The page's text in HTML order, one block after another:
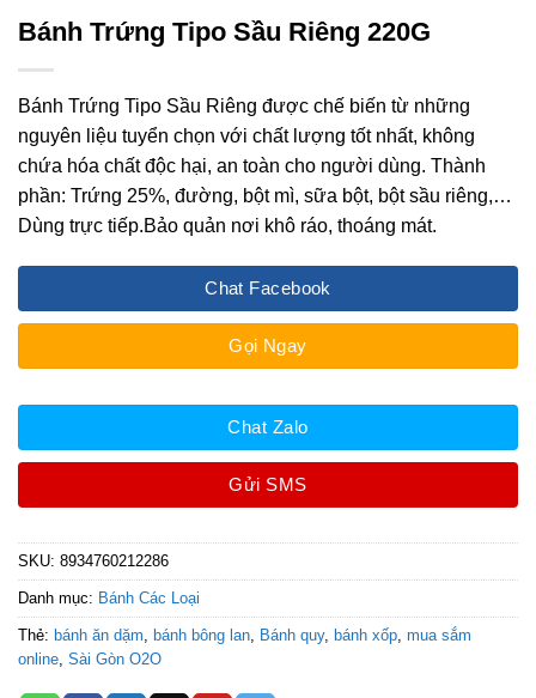
Bánh Trứng Tipo Sầu Riêng 220G
Bánh Trứng Tipo Sầu Riêng được chế biến từ những
nguyên liệu tuyển chọn với chất lượng tốt nhất, không
chứa hóa chất độc hại, an toàn cho người dùng. Thành
phần: Trứng 25%, đường, bột mì, sữa bột, bột sầu riêng,…
Dùng trực tiếp.Bảo quản nơi khô ráo, thoáng mát.
Chat Facebook
Gọi Ngay
Chat Zalo
Gửi SMS
SKU: 8934760212286
Danh mục: Bánh Các Loại
Thẻ: bánh ăn dặm, bánh bông lan, Bánh quy, bánh xốp, mua sắm
online, Sài Gòn O2O